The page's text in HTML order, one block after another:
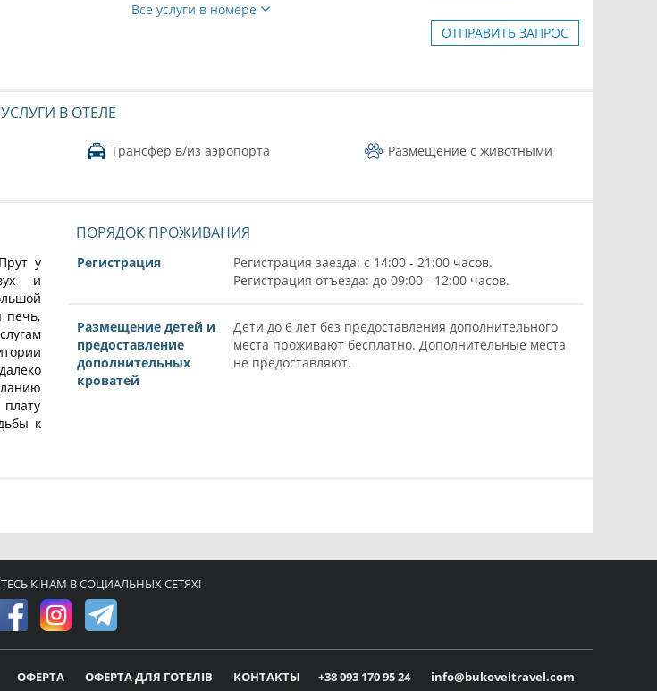
Все услуги в номере
ОТПРАВИТЬ ЗАПРОС
УСЛУГИ В ОТЕЛЕ
Трансфер в/из аэропорта
Размещение с животными
у
и
печь,
к
ПОРЯДОК ПРОЖИВАНИЯ
Регистрация
Регистрация заезда: с 14:00 - 21:00 часов.
Регистрация отъезда: до 09:00 - 12:00 часов.
Размещение детей и
предоставление
дополнительных
кроватей
Дети до 6 лет без предоставления дополнительного
места проживают бесплатно. Дополнительные места
не предоставляют.
К НАМ В СОЦИАЛЬНЫХ СЕТЯХ!
ОФЕРТА ОФЕРТА ДЛЯ ГОТЕЛІВ КОНТАКТЫ +38 093 170 95 24 info@bukoveltravel.com